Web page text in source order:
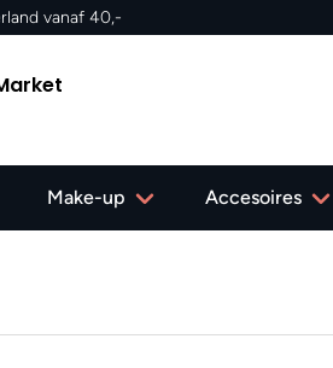
vanaf 40,-
Make-up Accesoires